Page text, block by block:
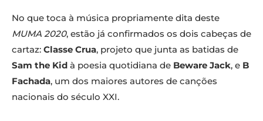
No que toca à música propriamente dita deste
MUMA 2020, estão já confirmados os dois cabeças de
cartaz: Classe Crua, projeto que junta as batidas de
Sam the Kid à poesia quotidiana de Beware Jack, e B
Fachada, um dos maiores autores de canções
nacionais do século XXI.